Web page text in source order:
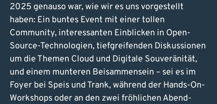
2025 genauso war, wie wir es uns vorgestellt
haben: Ein buntes Event mit einer tollen
Community, interessanten Einblicken in Open-
Source-Technologien, tiefgreifenden Diskussionen
um die Themen Cloud und Digitale Souveränität,
und einem munteren Beisammensein – sei es im
Foyer bei Speis und Trank, während der Hands-On-
Workshops oder an den zwei fröhlichen Abend-